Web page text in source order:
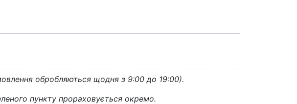
обробляються щодня з 9:00 до 19:00).
пункту прораховується окремо.